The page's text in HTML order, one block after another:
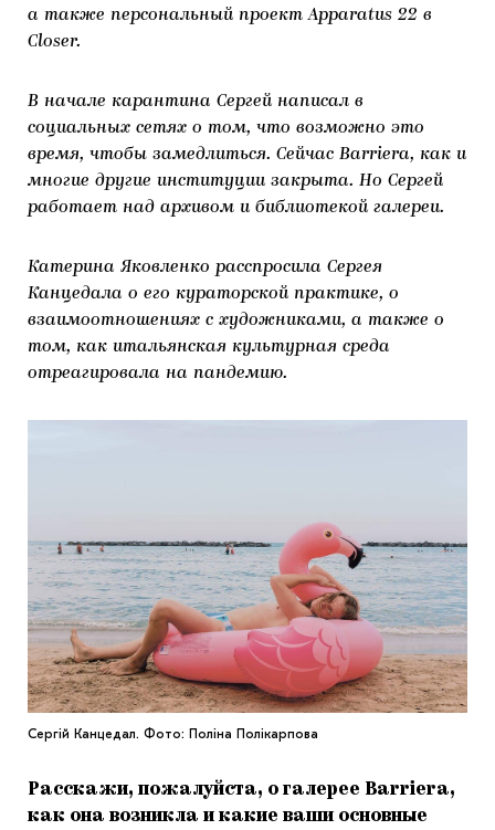
а также персональный проект Apparatus 22 в
Closer.
В начале карантина Сергей написал в
социальных сетях о том, что возможно это
время, чтобы замедлиться. Сейчас Barriera, как и
многие другие институции закрыта. Но Сергей
работает над архивом и библиотекой галереи.
Катерина Яковленко расспросила Сергея
Канцедала о его кураторской практике, о
взаимоотношениях с художниками, а также о
том, как итальянская культурная среда
отреагировала на пандемию.
Сергій Канцедал. Фото: Поліна Полікарпова
Расскажи, пожалуйста, о галерее Barriera,
как она возникла и какие ваши основные